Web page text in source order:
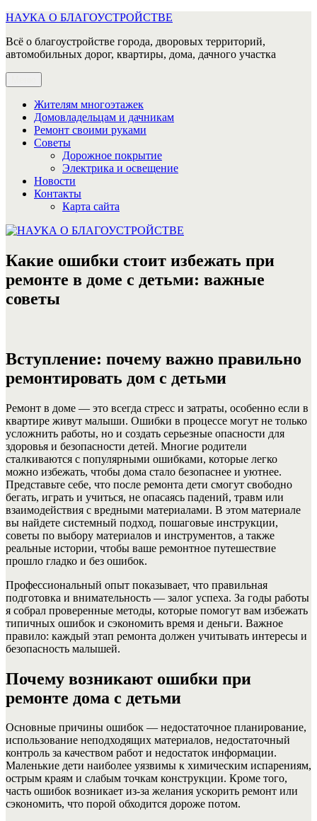
Перейти
содержимому
НАУКА О БЛАГОУСТРОЙСТВЕ
Всё о благоустройстве города, дворовых территорий,
автомобильных дорог, квартиры, дома, дачного участка
Жителям многоэтажек
Домовладельцам и дачникам
Ремонт своими руками
Советы
Дорожное покрытие
Электрика и освещение
Новости
Контакты
Карта сайта
Какие ошибки стоит избежать при
ремонте в доме с детьми: важные
советы
Вступление: почему важно правильно
ремонтировать дом с детьми
Ремонт в доме — это всегда стресс и затраты, особенно если в
квартире живут малыши. Ошибки в процессе могут не только
усложнить работы, но и создать серьезные опасности для
здоровья и безопасности детей. Многие родители
сталкиваются с популярными ошибками, которые легко
можно избежать, чтобы дома стало безопаснее и уютнее.
Представьте себе, что после ремонта дети смогут свободно
бегать, играть и учиться, не опасаясь падений, травм или
взаимодействия с вредными материалами. В этом материале
вы найдете системный подход, пошаговые инструкции,
советы по выбору материалов и инструментов, а также
реальные истории, чтобы ваше ремонтное путешествие
прошло гладко и без ошибок.
Профессиональный опыт показывает, что правильная
подготовка и внимательность — залог успеха. За годы работы
я собрал проверенные методы, которые помогут вам избежать
типичных ошибок и сэкономить время и деньги. Важное
правило: каждый этап ремонта должен учитывать интересы и
безопасность малышей.
Почему возникают ошибки при
ремонте дома с детьми
Основные причины ошибок — недостаточное планирование,
использование неподходящих материалов, недостаточный
контроль за качеством работ и недостаток информации.
Маленькие дети наиболее уязвимы к химическим испарениям,
острым краям и слабым точкам конструкции. Кроме того,
часть ошибок возникает из-за желания ускорить ремонт или
сэкономить, что порой обходится дороже потом.